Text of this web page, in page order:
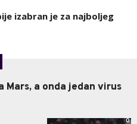
izabran je za najboljeg
a onda jedan virus
0